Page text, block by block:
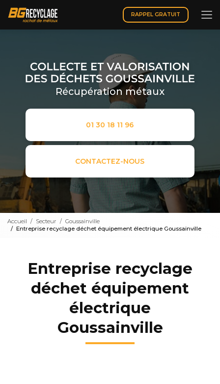
contenu
principal
RAPPEL GRATUIT
Récupération métaux
01 30 18 11 96
CONTACTEZ-NOUS
Accueil Secteur
Goussainville
Entreprise recyclage déchet équipement électrique Goussainville
Entreprise recyclage
déchet équipement
électrique
Goussainville